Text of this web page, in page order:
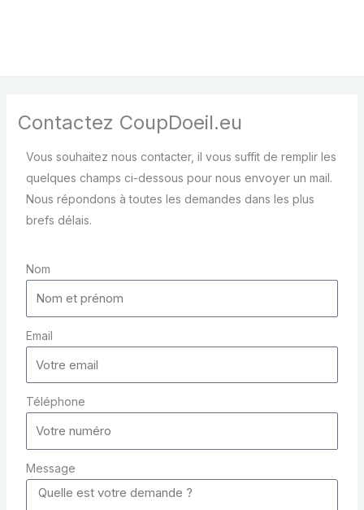
Contactez CoupDoeil.eu
Vous souhaitez nous contacter, il vous suffit de remplir les
quelques champs ci-dessous pour nous envoyer un mail.
Nous répondons à toutes les demandes dans les plus
brefs délais.
Nom
Email
Téléphone
Message